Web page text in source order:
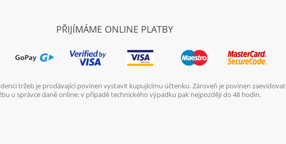
PŘIJÍMÁME ONLINE PLATBY
tržeb je prodávající povinen vystavit kupujícímu účtenku. Zároveň je povinen zaevidovat
u správce daně online; v případě technického výpadku pak nejpozději do 48 hodin.